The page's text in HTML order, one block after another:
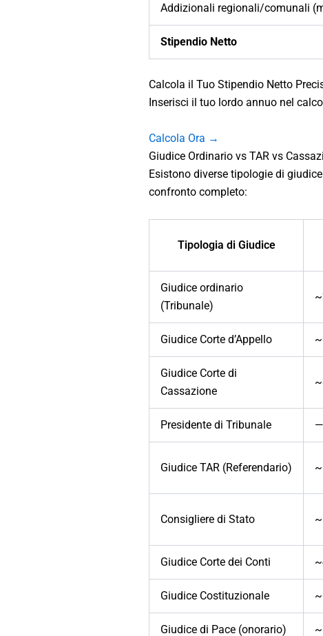
Addizionali regionali/comunali
Stipendio Netto
Calcola il Tuo Stipendio Netto
Inserisci il tuo lordo annuo nel
Calcola Ora →
Giudice Ordinario vs TAR vs
Esistono diverse tipologie di
confronto completo:
Tipologia di Giudice
Giudice ordinario
(Tribunale)
Giudice Corte d’Appello
Giudice Corte di
Cassazione
Presidente di Tribunale —
Giudice TAR (Referendario)
Consigliere di Stato
Giudice Corte dei Conti
Giudice Costituzionale
Giudice di Pace (onorario)